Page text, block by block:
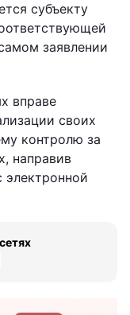
субъекту
заявлении
вправе
своих
контролю за
направив
электронной